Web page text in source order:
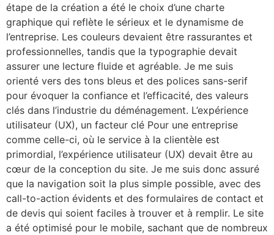
étape de la création a été le choix d’une charte
graphique qui reflète le sérieux et le dynamisme de
l’entreprise. Les couleurs devaient être rassurantes et
professionnelles, tandis que la typographie devait
assurer une lecture fluide et agréable. Je me suis
orienté vers des tons bleus et des polices sans-serif
pour évoquer la confiance et l’efficacité, des valeurs
clés dans l’industrie du déménagement. L’expérience
utilisateur (UX), un facteur clé Pour une entreprise
comme celle-ci, où le service à la clientèle est
primordial, l’expérience utilisateur (UX) devait être au
cœur de la conception du site. Je me suis donc assuré
que la navigation soit la plus simple possible, avec des
call-to-action évidents et des formulaires de contact et
de devis qui soient faciles à trouver et à remplir. Le site
a été optimisé pour le mobile, sachant que de nombreux